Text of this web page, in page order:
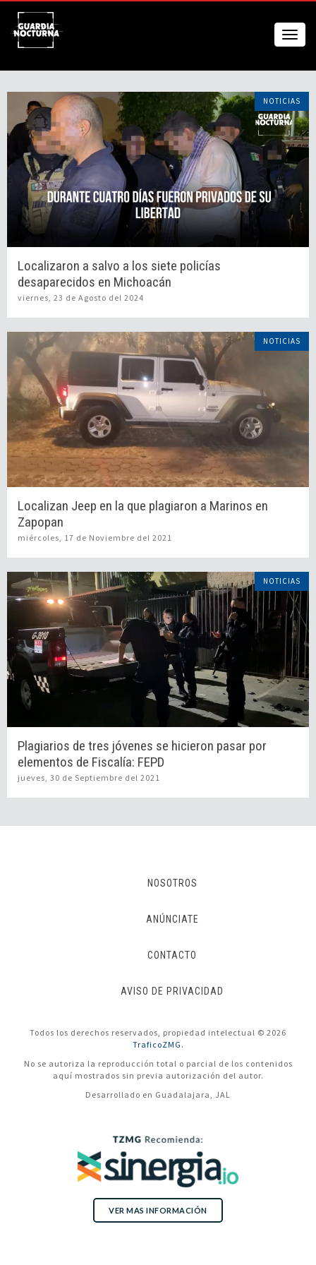
NOTICIAS
Localizaron a salvo a los siete policías
desaparecidos en Michoacán
viernes, 23 de Agosto del 2024
NOTICIAS
Localizan Jeep en la que plagiaron a Marinos en
Zapopan
miércoles, 17 de Noviembre del 2021
NOTICIAS
Plagiarios de tres jóvenes se hicieron pasar por
elementos de Fiscalía: FEPD
jueves, 30 de Septiembre del 2021
NOSOTROS
ANÚNCIATE
CONTACTO
AVISO DE PRIVACIDAD
Todos los derechos reservados, propiedad intelectual © 2026
TraficoZMG.
No se autoriza la reproducción total o parcial de los contenidos
aquí mostrados sin previa autorización del autor.
Desarrollado en Guadalajara, JAL
VER MAS INFORMACIÓN